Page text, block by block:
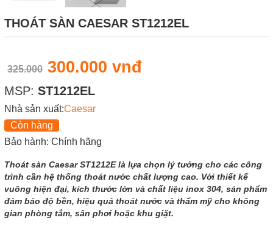
THOÁT SÀN CAESAR ST1212EL
325.000 300.000 vnđ
MSP: ST1212EL
Nhà sản xuất:Caesar
Còn hàng
Bảo hành: Chính hãng
Thoát sàn Caesar ST1212E là lựa chọn lý tưởng cho các công
trình cần hệ thống thoát nước chất lượng cao. Với thiết kế
vuông hiện đại, kích thước lớn và chất liệu inox 304, sản phẩm
đảm bảo độ bền, hiệu quả thoát nước và thẩm mỹ cho không
gian phòng tắm, sân phơi hoặc khu giặt.